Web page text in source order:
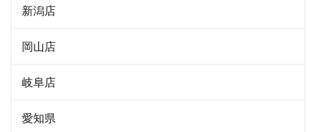
新潟店
岡山店
岐阜店
愛知県